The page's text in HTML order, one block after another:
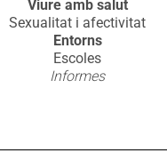
Viure amb salut
Sexualitat i afectivitat
Entorns
Escoles
Informes